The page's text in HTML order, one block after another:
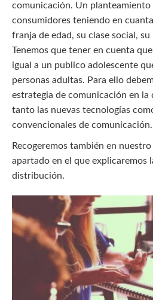
comunicación. Un planteamiento
consumidores teniendo en
franja de edad, su clase social,
Tenemos que tener en cuenta
igual a un publico adolescente
personas adultas. Para ello
estrategia de comunicación en la
tanto las nuevas tecnologías
convencionales de comunicación.
Recogeremos también en
apartado en el que explicaremos
distribución.